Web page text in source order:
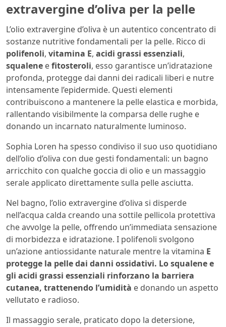
extravergine d’oliva per la pelle
L’olio extravergine d’oliva è un autentico concentrato di
sostanze nutritive fondamentali per la pelle. Ricco di
polifenoli, vitamina E, acidi grassi essenziali,
squalene efitosteroli, esso garantisce un’idratazione
profonda, protegge dai danni dei radicali liberi e nutre
intensamente l’epidermide. Questi elementi
contribuiscono a mantenere la pelle elastica e morbida,
rallentando visibilmente la comparsa delle rughe e
donando un incarnato naturalmente luminoso.
Sophia Loren ha spesso condiviso il suo uso quotidiano
dell’olio d’oliva con due gesti fondamentali: un bagno
arricchito con qualche goccia di olio e un massaggio
serale applicato direttamente sulla pelle asciutta.
Nel bagno, l’olio extravergine d’oliva si disperde
nell’acqua calda creando una sottile pellicola protettiva
che avvolge la pelle, offrendo un’immediata sensazione
di morbidezza e idratazione. I polifenoli svolgono
un’azione antiossidante naturale mentre la vitamina E
protegge la pelle dai danni ossidativi. Lo squalene e
gli acidi grassi essenziali rinforzano la barriera
cutanea, trattenendo l’umidità e donando un aspetto
vellutato e radioso.
Il massaggio serale, praticato dopo la detersione,